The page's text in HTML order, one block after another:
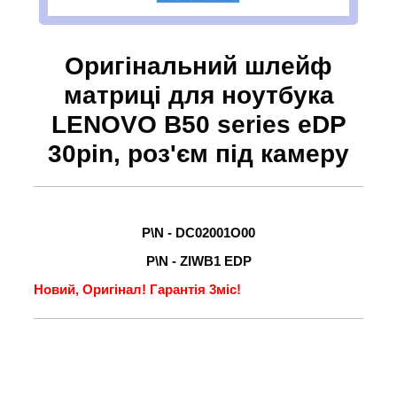
Оригінальний шлейф
матриці для ноутбука
LENOVO B50 series eDP
30pin, роз'єм під камеру
P\N - DC02001O00
P\N - ZIWB1 EDP
Новий, Оригінал! Гарантія 3міс!